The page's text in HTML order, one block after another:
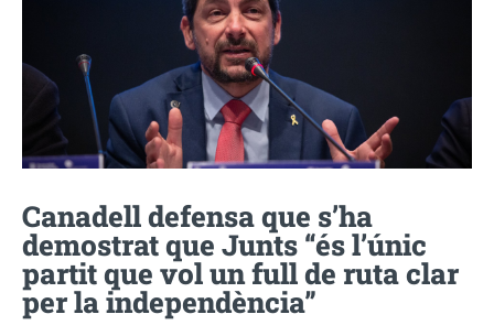
Canadell defensa que s’ha
demostrat que Junts “és l’únic
partit que vol un full de ruta clar
per la independència”